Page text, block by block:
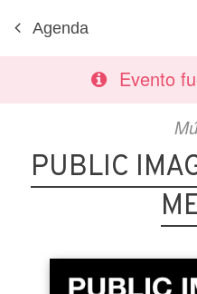
Agenda
Evento
PUBLIC